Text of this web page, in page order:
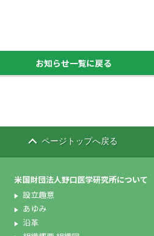
お知らせ一覧に戻る
ページトップへ戻る
米国財団法人野口医学研究所について
設立趣意
あゆみ
沿革